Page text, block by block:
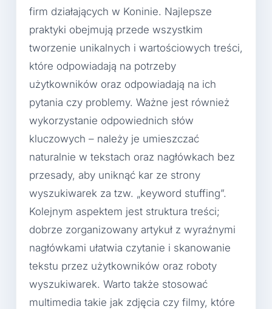
firm działających w Koninie. Najlepsze
praktyki obejmują przede wszystkim
tworzenie unikalnych i wartościowych treści,
które odpowiadają na potrzeby
użytkowników oraz odpowiadają na ich
pytania czy problemy. Ważne jest również
wykorzystanie odpowiednich słów
kluczowych – należy je umieszczać
naturalnie w tekstach oraz nagłówkach bez
przesady, aby uniknąć kar ze strony
wyszukiwarek za tzw. „keyword stuffing”.
Kolejnym aspektem jest struktura treści;
dobrze zorganizowany artykuł z wyraźnymi
nagłówkami ułatwia czytanie i skanowanie
tekstu przez użytkowników oraz roboty
wyszukiwarek. Warto także stosować
multimedia takie jak zdjęcia czy filmy, które